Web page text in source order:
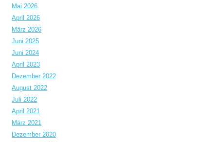
Mai 2026
April 2026
März 2026
Juni 2025
Juni 2024
April 2023
Dezember 2022
August 2022
Juli 2022
April 2021
März 2021
Dezember 2020